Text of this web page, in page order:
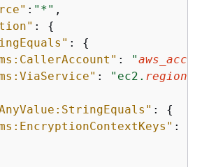
: "*" ,
: {
: {
: "
: "ec2. region
: {
: